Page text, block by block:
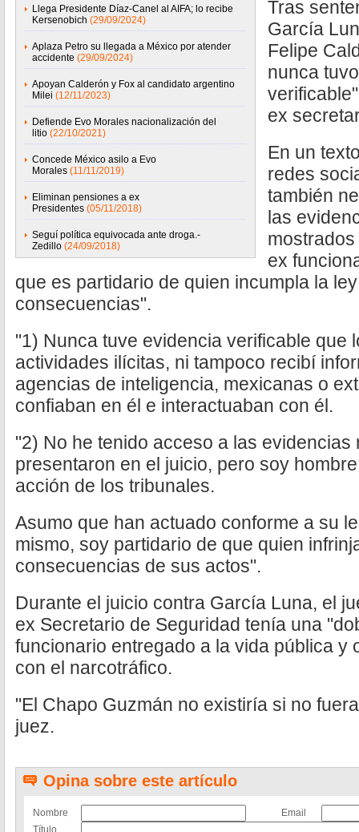
Llega Presidente Díaz-Canel al AIFA; lo recibe
Kersenobich (29/09/2024)
Aplaza Petro su llegada a México por atender
accidente (29/09/2024)
Apoyan Calderón y Fox al candidato argentino
Milei (12/11/2023)
Defiende Evo Morales nacionalización del
litio (22/10/2021)
Concede México asilo a Evo
Morales (11/11/2019)
Eliminan pensiones a ex
Presidentes (05/11/2018)
Seguí política equivocada ante droga.-
Zedillo (24/09/2018)
Tras
García
Felipe
nunca
ex
En un
redes
también
las
ex
que es partidario de quien incumpla la
consecuencias".
"1) Nunca tuve evidencia verificable que
actividades ilícitas, ni tampoco recibí
agencias de inteligencia, mexicanas o
confiaban en él e interactuaban con él.
"2) No he tenido acceso a las
presentaron en el juicio, pero soy
acción de los tribunales.
Asumo que han actuado conforme a su
mismo, soy partidario de que quien
consecuencias de sus actos".
Durante el juicio contra García Luna, el
ex Secretario de Seguridad tenía una
funcionario entregado a la vida pública y
con el narcotráfico.
"El Chapo Guzmán no existiría si no
juez.
Opina sobre este artículo
Nombre
Email
Título